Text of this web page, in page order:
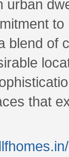
urban
blend of
that